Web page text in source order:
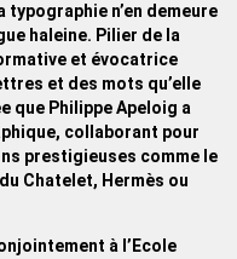
n’en demeure
haleine. Pilier de la
et évocatrice
et des mots qu’elle
que Philippe Apeloig a
collaborant pour
prestigieuses comme le
Chatelet, Hermès ou
à l’Ecole